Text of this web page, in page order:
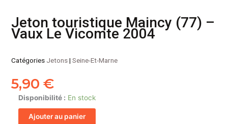
Jeton touristique Maincy (77) –
Vaux Le Vicomte 2004
Catégories Jetons|Seine-Et-Marne
5,90€
Disponibilité : En stock
quantité
de
JetonAjouter au panier